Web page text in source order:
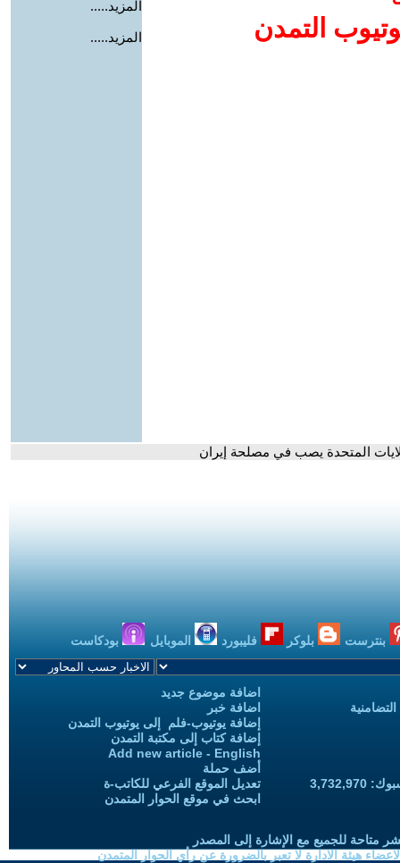
التمدن
المزيد.....
المزيد.....
المتحدة يصب في مصلحة إيران
بنترست بلوكر فليبورد الموبايل بودكاست
اضافة موضوع جديد
اضافة خبر
إضافة يوتيوب-فلم إلى يوتيوب التمدن
إضافة كتاب إلى مكتبة التمدن
Add new article - English
أضف حملة
تعديل الموقع الفرعي للكاتب-ة
ابحث في موقع الحوار المتمدن
متاحة للجميع مع الإشارة إلى المصدر
هيئة الادارة لا تعبر بالضرورة عن رأي الحوار المتمدن